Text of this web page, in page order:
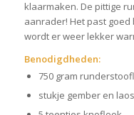
klaarmaken. De pittige
aanrader! Het past
wordt er weer lekker
Benodigdheden:
750 gram
stukje gember en laos